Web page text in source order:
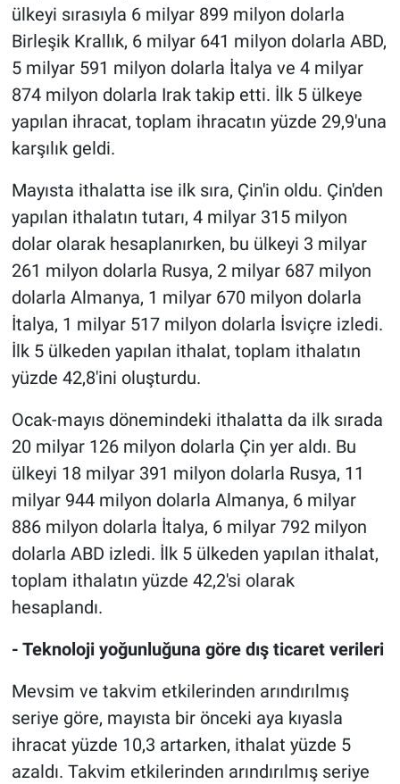
ülkeyi sırasıyla 6 milyar 899 milyon dolarla
Birleşik Krallık, 6 milyar 641 milyon dolarla ABD,
5 milyar 591 milyon dolarla İtalya ve 4 milyar
874 milyon dolarla Irak takip etti. İlk 5 ülkeye
yapılan ihracat, toplam ihracatın yüzde 29,9'una
karşılık geldi.
Mayısta ithalatta ise ilk sıra, Çin'in oldu. Çin'den
yapılan ithalatın tutarı, 4 milyar 315 milyon
dolar olarak hesaplanırken, bu ülkeyi 3 milyar
261 milyon dolarla Rusya, 2 milyar 687 milyon
dolarla Almanya, 1 milyar 670 milyon dolarla
İtalya, 1 milyar 517 milyon dolarla İsviçre izledi.
İlk 5 ülkeden yapılan ithalat, toplam ithalatın
yüzde 42,8'ini oluşturdu.
Ocak-mayıs dönemindeki ithalatta da ilk sırada
20 milyar 126 milyon dolarla Çin yer aldı. Bu
ülkeyi 18 milyar 391 milyon dolarla Rusya, 11
milyar 944 milyon dolarla Almanya, 6 milyar
886 milyon dolarla İtalya, 6 milyar 792 milyon
dolarla ABD izledi. İlk 5 ülkeden yapılan ithalat,
toplam ithalatın yüzde 42,2'si olarak
hesaplandı.
- Teknoloji yoğunluğuna göre dış ticaret verileri
Mevsim ve takvim etkilerinden arındırılmış
seriye göre, mayısta bir önceki aya kıyasla
ihracat yüzde 10,3 artarken, ithalat yüzde 5
azaldı. Takvim etkilerinden arındırılmış seriye